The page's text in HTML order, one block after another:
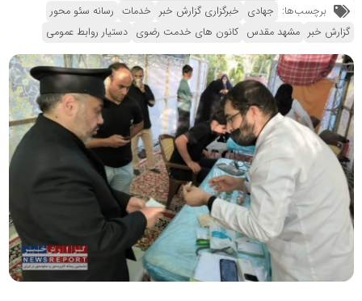
برچسب‌ها: جهادی خبرگزاری گزارش خبر خدمات رسانه سئو محور
گزارش خبر مشهد مقدس کانون های خدمت رضوی دستیار روابط عمومی